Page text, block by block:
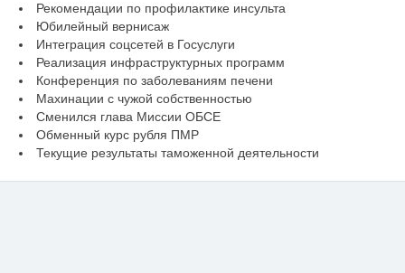
Рекомендации по профилактике инсульта
Юбилейный вернисаж
Интеграция соцсетей в Госуслуги
Реализация инфраструктурных программ
Конференция по заболеваниям печени
Махинации с чужой собственностью
Сменился глава Миссии ОБСЕ
Обменный курс рубля ПМР
Текущие результаты таможенной деятельности